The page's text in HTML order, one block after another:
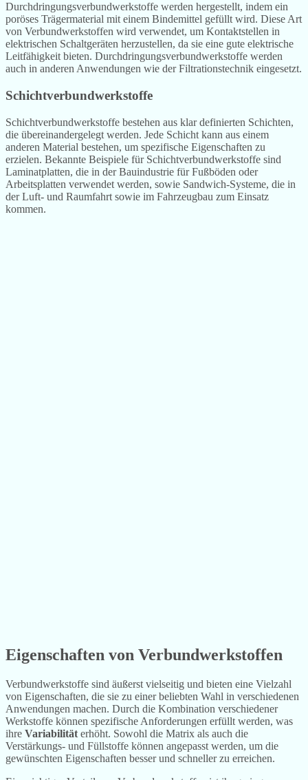
Durchdringungsverbundwerkstoffe werden hergestellt, indem ein
poröses Trägermaterial mit einem Bindemittel gefüllt wird. Diese Art
von Verbundwerkstoffen wird verwendet, um Kontaktstellen in
elektrischen Schaltgeräten herzustellen, da sie eine gute elektrische
Leitfähigkeit bieten. Durchdringungsverbundwerkstoffe werden
auch in anderen Anwendungen wie der Filtrationstechnik eingesetzt.
Schichtverbundwerkstoffe
Schichtverbundwerkstoffe bestehen aus klar definierten Schichten,
die übereinandergelegt werden. Jede Schicht kann aus einem
anderen Material bestehen, um spezifische Eigenschaften zu
erzielen. Bekannte Beispiele für Schichtverbundwerkstoffe sind
Laminatplatten, die in der Bauindustrie für Fußböden oder
Arbeitsplatten verwendet werden, sowie Sandwich-Systeme, die in
der Luft- und Raumfahrt sowie im Fahrzeugbau zum Einsatz
kommen.
Eigenschaften von Verbundwerkstoffen
Verbundwerkstoffe sind äußerst vielseitig und bieten eine Vielzahl
von Eigenschaften, die sie zu einer beliebten Wahl in verschiedenen
Anwendungen machen. Durch die Kombination verschiedener
Werkstoffe können spezifische Anforderungen erfüllt werden, was
ihre Variabilität erhöht. Sowohl die Matrix als auch die
Verstärkungs- und Füllstoffe können angepasst werden, um die
gewünschten Eigenschaften besser und schneller zu erreichen.